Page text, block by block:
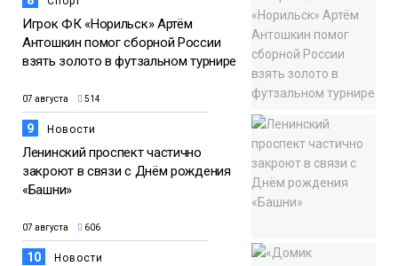
Игрок ФК «Норильск» Артём
Антошкин помог сборной России
взять золото в футзальном турнире
07 августа 514
9 Новости
Ленинский проспект частично
закроют в связи с Днём рождения
«Башни»
07 августа 606
10 Новости